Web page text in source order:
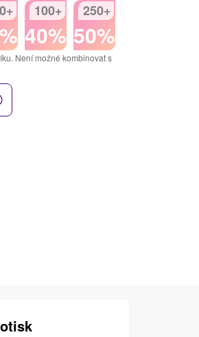
100+
40%
250+
50%
Není možné kombinovat s